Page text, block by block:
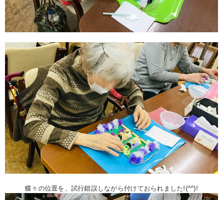
蝶々の位置を、試行錯誤しながら付けておられました!(^^)!